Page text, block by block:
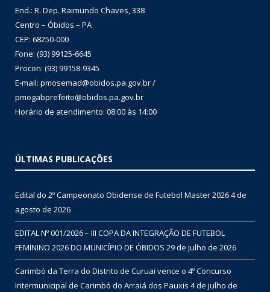
End.: R. Dep. Raimundo Chaves, 338
Centro – Óbidos – PA
CEP: 68250-000
Fone: (93) 99125-6645
Procon: (93) 99158-9345
E-mail: pmosemad@obidos.pa.gov.br /
pmogabprefeito@obidos.pa.gov.br
Horário de atendimento: 08:00 às 14:00
ÚLTIMAS PUBLICAÇÕES
Edital do 2º Campeonato Obidense de Futebol Master 20264 de
agosto de 2026
EDITAL Nº 001/2026 – III COPA DA INTEGRAÇÃO DE FUTEBOL
FEMININO 2026 DO MUNICÍPIO DE ÓBIDOS 29 de julho de 2026
Carimbó da Terra do Distrito de Curuai vence o 4º Concurso
Intermunicipal de Carimbó do Arraiá dos Pauxis 4 de julho de